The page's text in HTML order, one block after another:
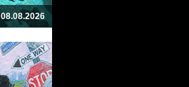
08.08.2026